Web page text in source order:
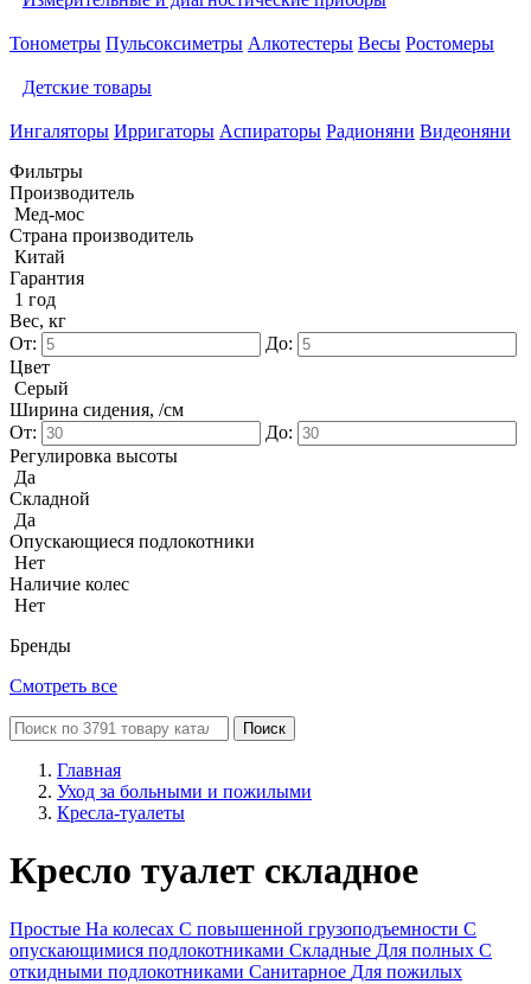
Тонометры Пульсоксиметры Алкотестеры Весы Ростомеры
Детские товары
Ингаляторы Ирригаторы Аспираторы Радионяни Видеоняни
Фильтры
Производитель
Мед-мос
Страна производитель
Китай
Гарантия
1 год
Вес, кг
От:
До:
Цвет
Серый
Ширина сидения, /см
От:
До:
Регулировка высоты
Да
Складной
Да
Опускающиеся подлокотники
Нет
Наличие колес
Нет
Бренды
Смотреть все
Поиск
Главная
Уход за больными и пожилыми
Кресла-туалеты
Кресло туалет складное
Простые На колесах С повышенной грузоподъемности С
опускающимися подлокотниками Складные Для полных С
откидными подлокотниками Санитарное Для пожилых